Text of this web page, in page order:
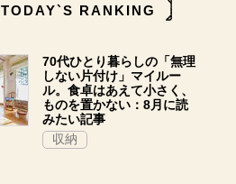
TODAY`S RANKING
70代ひとり暮らしの「無理
しない片付け」マイルー
ル。食卓はあえて小さく、
ものを置かない：8月に読
みたい記事
収納